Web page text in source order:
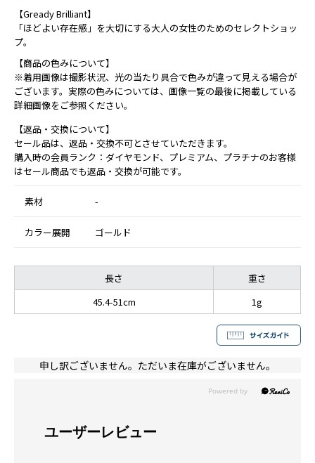
【Gready Brilliant】
「ほどよい存在感」を大切にする大人の女性のためのセレクトショッ
プ。
【商品の色みについて】
※着用画像は撮影状況、光の当たり具合で色みが違って見える場合が
ございます。実際の色みについては、画像一覧の最後に掲載している
詳細画像をご参照ください。
【返品・交換について】
セール品は、返品・交換不可とさせていただきます。
購入時の会員ランク：ダイヤモンド、プレミアム、プラチナのお客様
はセール商品でも返品・交換が可能です。
素材 -
カラー展開 ゴールド
長さ
重さ
45.4-51cm
1g
申し訳ございません。ただいま在庫がございません。
ユーザーレビュー